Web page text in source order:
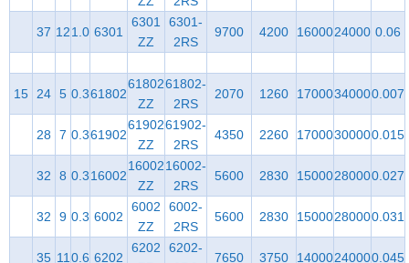
37 121.0 6301
6301
ZZ
6301-
2RS
9700 4200 1600024000 0.06
15 24 5 0.361802
61802
ZZ
61802-
2RS
2070 1260 17000340000.007
28 7 0.361902
61902
ZZ
61902-
2RS
4350 2260 17000300000.015
32 8 0.316002
16002
ZZ
16002-
2RS
5600 2830 15000280000.027
32 9 0.3 6002
6002
ZZ
6002-
2RS
5600 2830 15000280000.031
35 110.6 6202
6202
6202-
7650 3750 14000240000.045